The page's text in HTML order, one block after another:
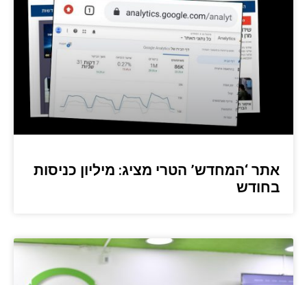
אתר ‘המחדש’ הטרי מציג: מיליון כניסות
בחודש